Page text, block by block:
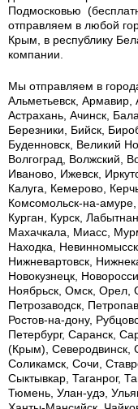
Подмосковью
отправляем в любой
Крым, в республику
компании.
Мы отправляем в
Альметьевск, Армавир,
Астрахань, Ачинск,
Березники, Бийск,
Буденновск, Великий
Волгоград, Волжский,
Иваново, Ижевск,
Калуга, Кемерово,
Комсомольск-на-
Курган, Курск,
Махачкала, Миасс,
Находка,
Нижневартовск,
Новокузнецк,
Ноябрьск, Омск, Орел,
Петрозаводск,
Ростов-на-дону,
Петербург, Саранск,
(Крым), Северодвинск,
Соликамск, Сочи,
Сыктывкар, Таганрог,
Тюмень, Улан-удэ,